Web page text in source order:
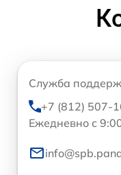
Служба
+7 (812) 507-
Ежедневно с